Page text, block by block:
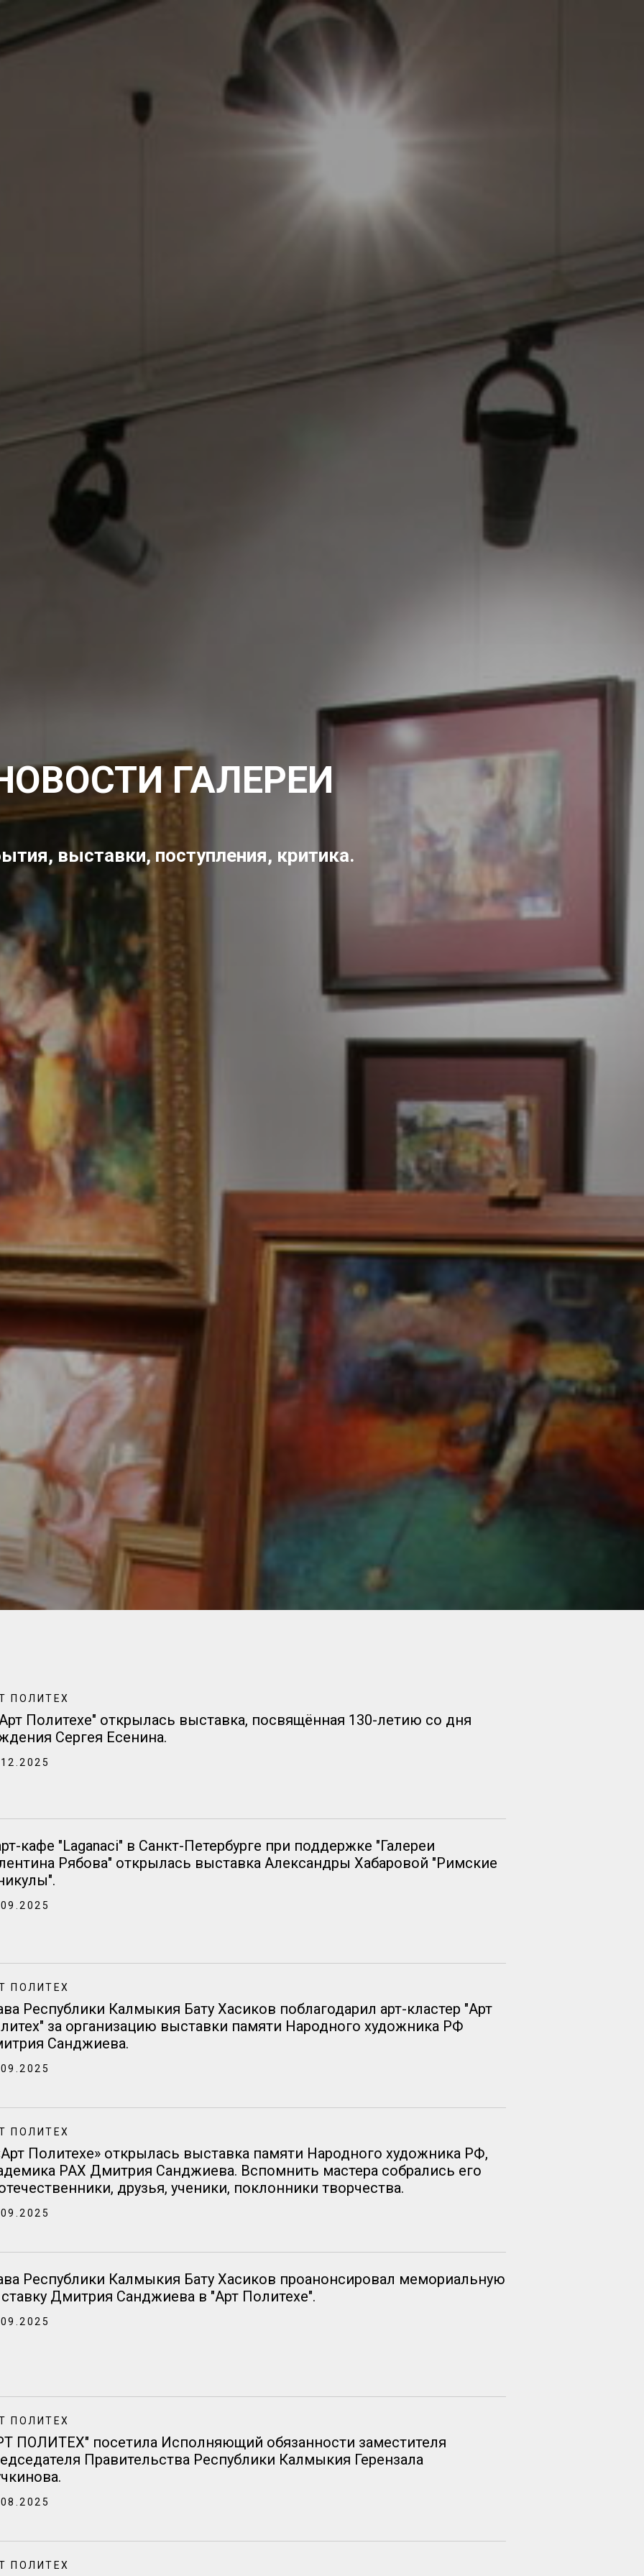
ГАЛЕРЕИ
выставки, поступления, критика.
ПОЛИТЕХ
Политехе" открылась выставка, посвящённая 130-летию со дня
Сергея Есенина.
кафе "Laganaci" в Санкт-Петербурге при поддержке "Галереи
Рябова" открылась выставка Александры Хабаровой "Римские
ПОЛИТЕХ
Республики Калмыкия Бату Хасиков поблагодарил арт-кластер "Арт
за организацию выставки памяти Народного художника РФ
Санджиева.
ПОЛИТЕХ
Политехе» открылась выставка памяти Народного художника РФ,
РАХ Дмитрия Санджиева. Вспомнить мастера собрались его
друзья, ученики, поклонники творчества.
Республики Калмыкия Бату Хасиков проанонсировал мемориальную
Дмитрия Санджиева в "Арт Политехе".
ПОЛИТЕХ
ПОЛИТЕХ" посетила Исполняющий обязанности заместителя
Правительства Республики Калмыкия Герензала
ПОЛИТЕХ